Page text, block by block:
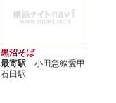
黒沼そば
最寄駅 小田急線愛甲
石田駅